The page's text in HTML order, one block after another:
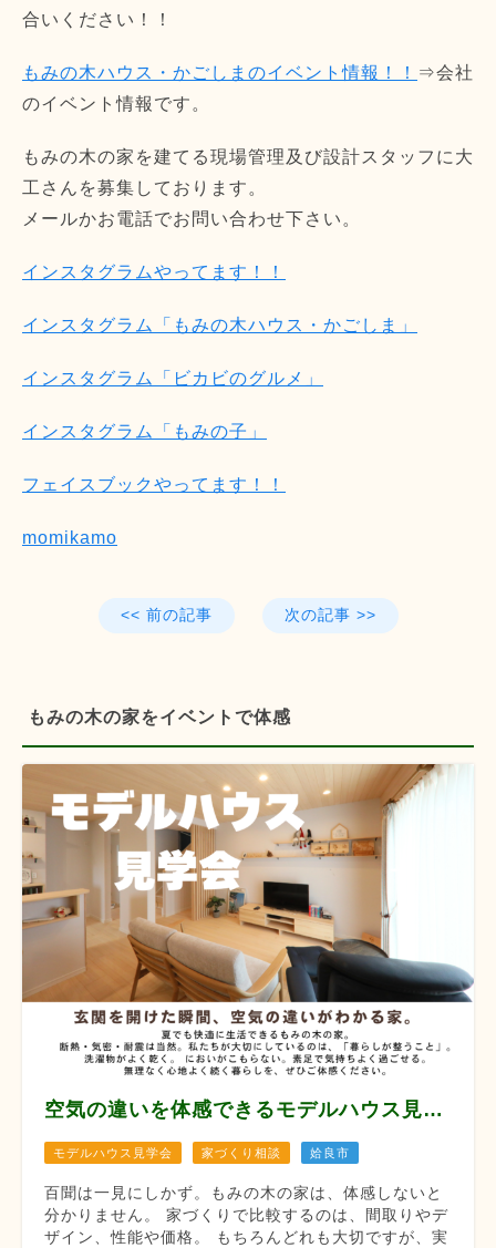
合いください！！
もみの木ハウス・かごしまのイベント情報！！ ⇒会社
のイベント情報です。
もみの木の家を建てる現場管理及び設計スタッフに大
工さんを募集しております。
メールかお電話でお問い合わせ下さい。
インスタグラムやってます！！
インスタグラム「もみの木ハウス・かごしま」
インスタグラム「ビカビのグルメ」
インスタグラム「もみの子」
フェイスブックやってます！！
momikamo
<< 前の記事 次の記事 >>
もみの木の家をイベントで体感
空気の違いを体感できるモデルハウス見学会 【8月12/13/14/22/23/29/30】
モデルハウス見学会 家づくり相談 姶良市
百聞は一見にしかず。もみの木の家は、体感しないと
分かりません。 家づくりで比較するのは、間取りやデ
ザイン、性能や価格。 もちろんどれも大切ですが、実